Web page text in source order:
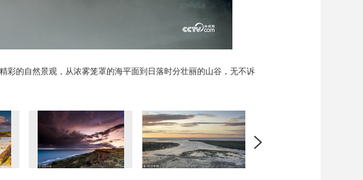
的自然景观，从浓雾笼罩的海平面到日落时分壮丽的山谷，无不诉